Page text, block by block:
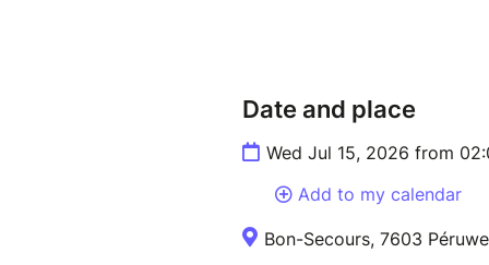
Date and place
Wed Jul 15, 2026 from
Add to my calendar
Bon-Secours, 7603